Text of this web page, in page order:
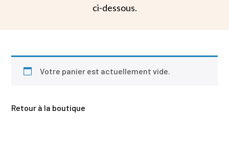
ci-dessous.
Votre panier est actuellement vide.
Retour à la boutique